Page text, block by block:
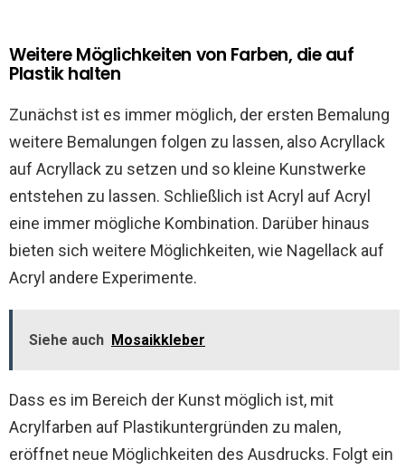
Weitere Möglichkeiten von Farben, die auf
Plastik halten
Zunächst ist es immer möglich, der ersten Bemalung
weitere Bemalungen folgen zu lassen, also Acryllack
auf Acryllack zu setzen und so kleine Kunstwerke
entstehen zu lassen. Schließlich ist Acryl auf Acryl
eine immer mögliche Kombination. Darüber hinaus
bieten sich weitere Möglichkeiten, wie Nagellack auf
Acryl andere Experimente.
Siehe auch Mosaikkleber
Dass es im Bereich der Kunst möglich ist, mit
Acrylfarben auf Plastikuntergründen zu malen,
eröffnet neue Möglichkeiten des Ausdrucks. Folgt ein